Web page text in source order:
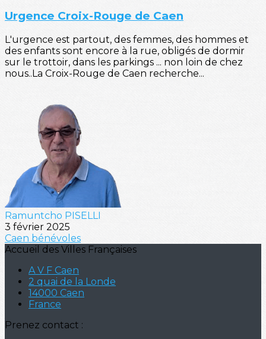
Urgence Croix-Rouge de Caen
L'urgence est partout, des femmes, des hommes et
des enfants sont encore à la rue, obligés de dormir
sur le trottoir, dans les parkings ... non loin de chez
nous..La Croix-Rouge de Caen recherche...
Ramuntcho PISELLI
3 février 2025
Caen bénévoles
Accueil des Villes Françaises
A V F Caen
2 quai de la Londe
14000 Caen
France
Prenez contact :